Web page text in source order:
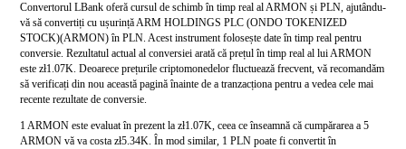
Convertorul LBank oferă cursul de schimb în timp real al ARMON și PLN, ajutându-
vă să convertiți cu ușurință ARM HOLDINGS PLC (ONDO TOKENIZED
STOCK)(ARMON) în PLN. Acest instrument folosește date în timp real pentru
conversie. Rezultatul actual al conversiei arată că prețul în timp real al lui ARMON
este zł1.07K. Deoarece prețurile criptomonedelor fluctuează frecvent, vă recomandăm
să verificați din nou această pagină înainte de a tranzacționa pentru a vedea cele mai
recente rezultate de conversie.
1 ARMON este evaluat în prezent la zł1.07K, ceea ce înseamnă că cumpărarea a 5
ARMON vă va costa zł5.34K. În mod similar, 1 PLN poate fi convertit în